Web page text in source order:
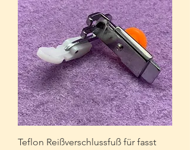
Teflon Reißverschlussfuß für fasst